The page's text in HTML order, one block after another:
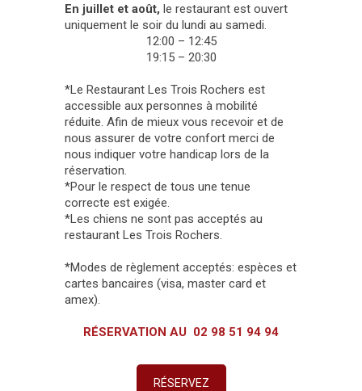
En juillet et août, le restaurant est ouvert
uniquement le soir du lundi au samedi.
12:00 – 12:45
19:15 – 20:30
*Le Restaurant Les Trois Rochers est
accessible aux personnes à mobilité
réduite. Afin de mieux vous recevoir et de
nous assurer de votre confort merci de
nous indiquer votre handicap lors de la
réservation.
*Pour le respect de tous une tenue
correcte est exigée.
*Les chiens ne sont pas acceptés au
restaurant Les Trois Rochers.
*Modes de règlement acceptés: espèces et
cartes bancaires (visa, master card et
amex).
RÉSERVATION AU 02 98 51 94 94
RÉSERVEZ